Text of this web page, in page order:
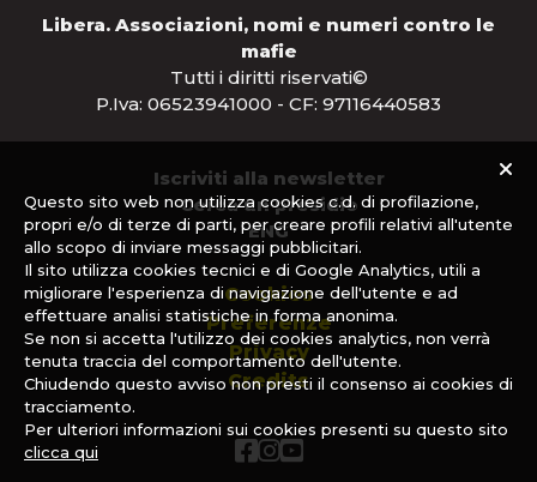
Libera. Associazioni, nomi e numeri contro le
mafie
Tutti i diritti riservati©
P.Iva: 06523941000 - CF: 97116440583
Iscriviti alla newsletter
Cerca un presidio
ENG
Cookies
Preferenze
Privacy
Credits
Questo sito web non utilizza cookies c.d. di profilazione,
propri e/o di terze di parti, per creare profili relativi all'utente
allo scopo di inviare messaggi pubblicitari.
Il sito utilizza cookies tecnici e di Google Analytics, utili a
migliorare l'esperienza di navigazione dell'utente e ad
effettuare analisi statistiche in forma anonima.
Se non si accetta l'utilizzo dei cookies analytics, non verrà
tenuta traccia del comportamento dell'utente.
Chiudendo questo avviso non presti il consenso ai cookies di
tracciamento.
Per ulteriori informazioni sui cookies presenti su questo sito
clicca qui